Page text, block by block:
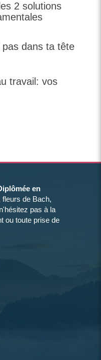
2 solutions
dans ta tête
travail: vos
en
fleurs de Bach,
pas à la
ou toute prise de